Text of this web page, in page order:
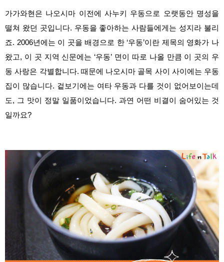
가가와현은 나오시마 이전에 사누키 우동으로 오랫동안 명성을
떨쳐 왔던 곳입니다. 우동을 좋아하는 사람들에게는 성지라 불리
죠. 2006년에는 이 곳을 배경으로 한 ‘우동’이란 제목의 영화가 나
왔고, 이 곳 지역 신문에는 ‘우동’ 면이 따로 나올 만큼 이 곳의 우
동 사랑은 각별합니다. 때문에 나오시마 골목 사이 사이에는 우동
집이 많습니다. 겉보기에는 여타 우동과 다를 것이 없어보이는데
도, 그 맛이 정말 일품이었습니다. 과연 어떤 비결이 숨어있는 것
일까요?